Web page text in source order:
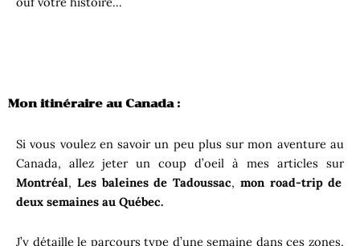
Mon itinéraire au Canada :
Si vous voulez en savoir un peu plus sur mon aventure au
Canada, allez jeter un coup d’oeil à mes articles sur
Montréal, Les baleines de Tadoussac, mon road-trip de
deux semaines au Québec.
J’y détaille le parcours type d’une semaine dans ces zones,